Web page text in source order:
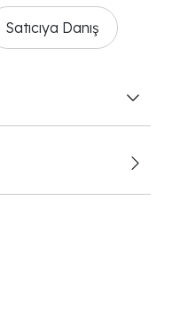
Satıcıya Danış